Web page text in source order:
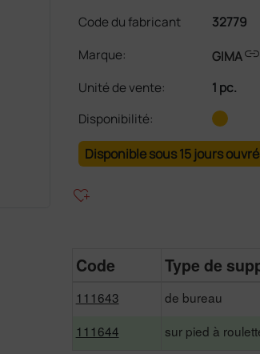
Code du fabricant
32779
Marque:
GIMAlink
Unité de vente:
1 pc.
Disponibilité:
Disponible sous 15 jours
heart_plus
Code Type de
111643 de bureau
111644 sur pied à